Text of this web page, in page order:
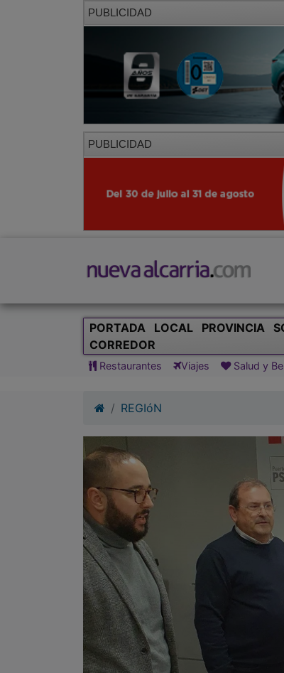
PUBLICIDAD
PUBLICIDAD
PORTADA LOCAL PROVINCIA
CORREDOR
Restaurantes Viajes Salud y
REGIóN